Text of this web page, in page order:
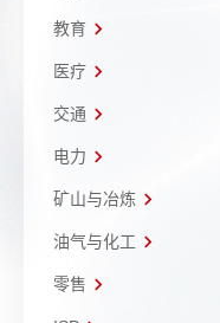
教育
医疗
交通
电力
矿山与冶炼
油气与化工
零售